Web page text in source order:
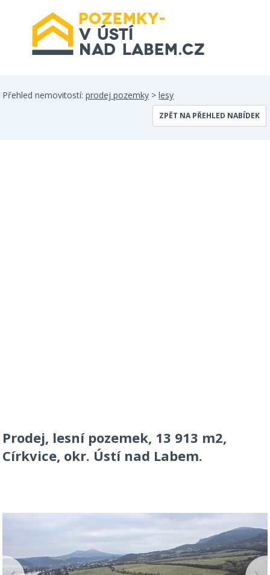
Přehled nemovitostí:prodej pozemky >lesy
ZPĚT NA PŘEHLED NABÍDEK
Prodej, lesní pozemek, 13 913 m2,
Církvice, okr. Ústí nad Labem.